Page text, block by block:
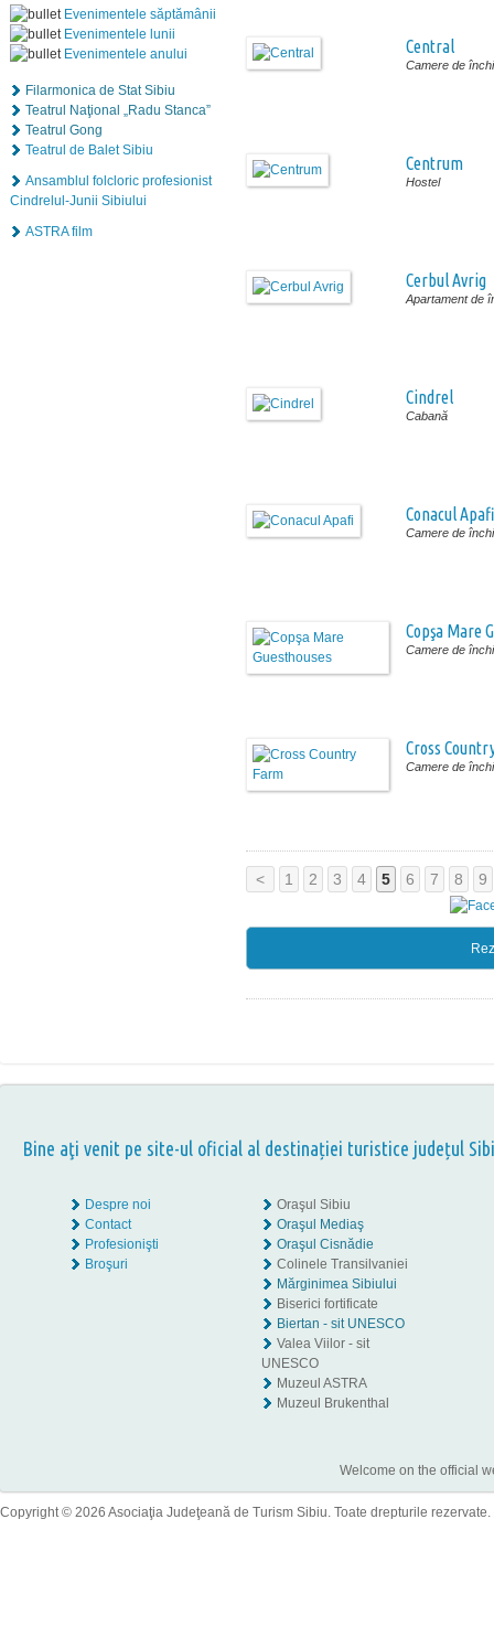
Evenimentele săptămânii
Evenimentele lunii
Evenimentele anului
Filarmonica de Stat Sibiu
Teatrul Naţional „Radu Stanca”
Teatrul Gong
Teatrul de Balet Sibiu
Ansamblul folcloric profesionist
Cindrelul-Junii Sibiului
ASTRA film
Central
Camere de
Centrum
Hostel
Cerbul Avrig
Apartament de
Cindrel
Cabană
Conacul Apafi
Camere de
Copşa Mare
Camere de
Cross
Camere de
< 1 2 3 4 5 6 7 8 9
Bine aţi venit pe site-ul oficial al destinației turistice județul
Despre noi
Contact
Profesionişti
Broşuri
Oraşul Sibiu
Oraşul Mediaş
Oraşul Cisnădie
Colinele Transilvaniei
Mărginimea Sibiului
Biserici fortificate
Biertan - sit UNESCO
Valea Viilor - sit
UNESCO
Muzeul ASTRA
Muzeul Brukenthal
Welcome on the official
Copyright © 2026 Asociaţia Judeţeană de Turism Sibiu. Toate drepturile rezervate.